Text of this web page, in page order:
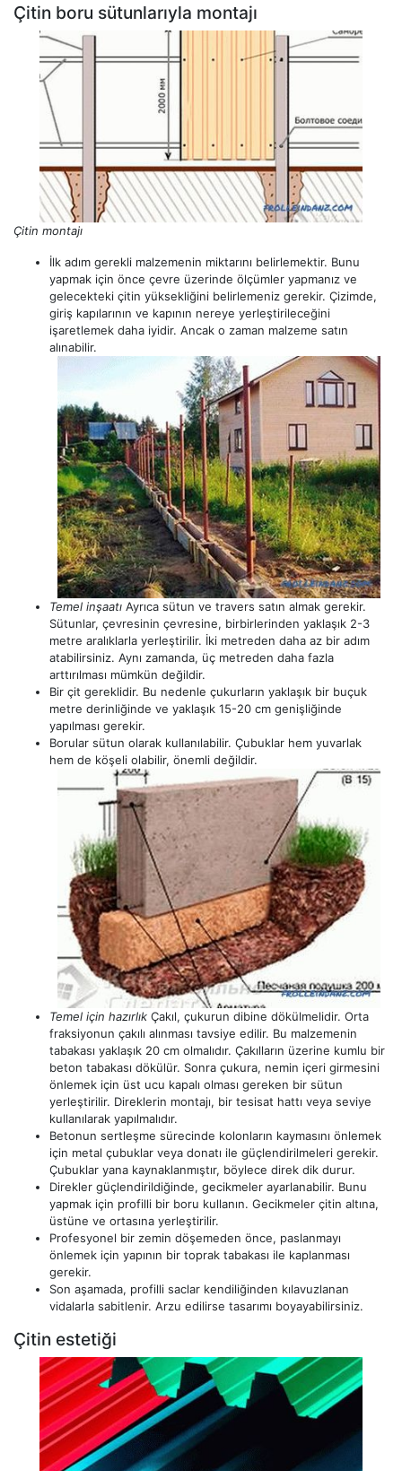
Çitin boru sütunlarıyla montajı
Çitin montajı
İlk adım gerekli malzemenin miktarını belirlemektir. Bunu
yapmak için önce çevre üzerinde ölçümler yapmanız ve
gelecekteki çitin yüksekliğini belirlemeniz gerekir. Çizimde,
giriş kapılarının ve kapının nereye yerleştirileceğini
işaretlemek daha iyidir. Ancak o zaman malzeme satın
alınabilir.
Temel inşaatı Ayrıca sütun ve travers satın almak gerekir.
Sütunlar, çevresinin çevresine, birbirlerinden yaklaşık 2-3
metre aralıklarla yerleştirilir. İki metreden daha az bir adım
atabilirsiniz. Aynı zamanda, üç metreden daha fazla
arttırılması mümkün değildir.
Bir çit gereklidir. Bu nedenle çukurların yaklaşık bir buçuk
metre derinliğinde ve yaklaşık 15-20 cm genişliğinde
yapılması gerekir.
Borular sütun olarak kullanılabilir. Çubuklar hem yuvarlak
hem de köşeli olabilir, önemli değildir.
Temel için hazırlık Çakıl, çukurun dibine dökülmelidir. Orta
fraksiyonun çakılı alınması tavsiye edilir. Bu malzemenin
tabakası yaklaşık 20 cm olmalıdır. Çakılların üzerine kumlu bir
beton tabakası dökülür. Sonra çukura, nemin içeri girmesini
önlemek için üst ucu kapalı olması gereken bir sütun
yerleştirilir. Direklerin montajı, bir tesisat hattı veya seviye
kullanılarak yapılmalıdır.
Betonun sertleşme sürecinde kolonların kaymasını önlemek
için metal çubuklar veya donatı ile güçlendirilmeleri gerekir.
Çubuklar yana kaynaklanmıştır, böylece direk dik durur.
Direkler güçlendirildiğinde, gecikmeler ayarlanabilir. Bunu
yapmak için profilli bir boru kullanın. Gecikmeler çitin altına,
üstüne ve ortasına yerleştirilir.
Profesyonel bir zemin döşemeden önce, paslanmayı
önlemek için yapının bir toprak tabakası ile kaplanması
gerekir.
Son aşamada, profilli saclar kendiliğinden kılavuzlanan
vidalarla sabitlenir. Arzu edilirse tasarımı boyayabilirsiniz.
Çitin estetiği